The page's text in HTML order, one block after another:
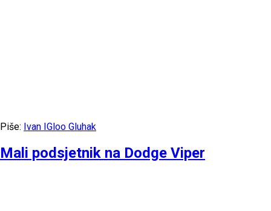
Piše: Ivan IGloo Gluhak
Mali podsjetnik na Dodge Viper